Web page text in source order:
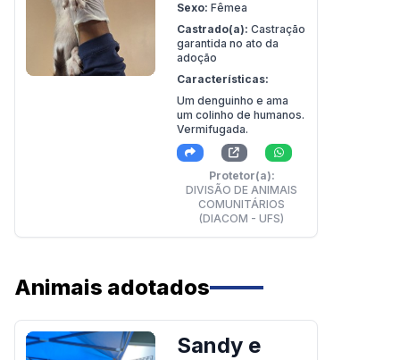
Sexo: Fêmea
Castrado(a): Castração
garantida no ato da
adoção
Características:
Um denguinho e ama
um colinho de humanos.
Vermifugada.
Protetor(a):
DIVISÃO DE ANIMAIS
COMUNITÁRIOS
(DIACOM - UFS)
Animais adotados
Sandy e